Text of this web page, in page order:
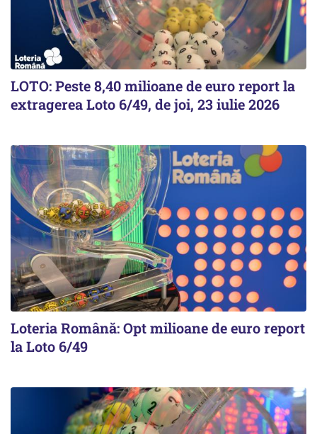
LOTO: Peste 8,40 milioane de euro report la
extragerea Loto 6/49, de joi, 23 iulie 2026
Loteria Română: Opt milioane de euro report
la Loto 6/49